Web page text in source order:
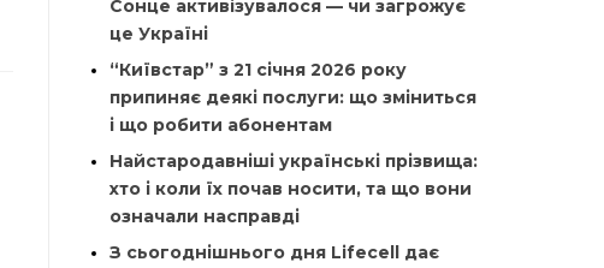
Сонце активізувалося — чи загрожує
це Україні
“Київстар” з 21 січня 2026 року
припиняє деякі послуги: що зміниться
і що робити абонентам
Найстародавніші українські прізвища:
хто і коли їх почав носити, та що вони
означали насправді
З сьогоднішнього дня Lifecell дає